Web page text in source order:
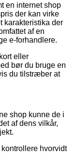
en internet shop
der kan virke
karakteristika der
af en
e-forhandlere.
eller
bør du bruge en
du tilstræber at
shop kunne de i
af dens vilkår,
hvorvidt